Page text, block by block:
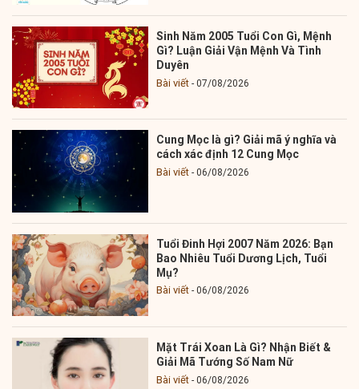
Sinh Năm 2005 Tuổi Con Gì, Mệnh
Gì? Luận Giải Vận Mệnh Và Tình
Duyên
Bài viết 07/08/2026
Cung Mọc là gì? Giải mã ý nghĩa và
cách xác định 12 Cung Mọc
Bài viết 06/08/2026
Tuổi Đinh Hợi 2007 Năm 2026: Bạn
Bao Nhiêu Tuổi Dương Lịch, Tuổi
Mụ?
Bài viết 06/08/2026
Mặt Trái Xoan Là Gì? Nhận Biết &
Giải Mã Tướng Số Nam Nữ
Bài viết 06/08/2026